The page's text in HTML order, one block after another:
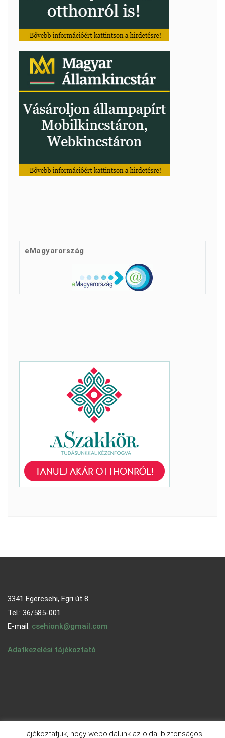
eMagyarország
3341 Egercsehi, Egri út 8.
Tel.: 36/585-001
E-mail: csehionk@gmail.com
Adatkezelési tájékoztató
Tájékoztatjuk, hogy weboldalunk az oldal biztonságos